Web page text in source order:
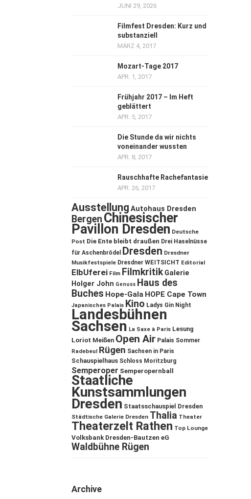
JUNI 29, 2026
Filmfest Dresden: Kurz und
substanziell
MÄRZ 4, 2017
Mozart-Tage 2017
APR. 1, 2017
Frühjahr 2017 – Im Heft
geblättert
APR. 5, 2017
Die Stunde da wir nichts
voneinander wussten
APR. 8, 2017
Rauschhafte Rachefantasie
APR. 26, 2017
Ausstellung Autohaus Dresden
Bergen Chinesischer
Pavillon Dresden Deutsche
Post Die Ente bleibt draußen Drei Haselnüsse
für Aschenbrödel
Dresden Dresdner
Musikfestspiele Dresdner WEITSICHT Editorial
ElbUferei Film Filmkritik Galerie
Holger John Genuss Haus des
Buches Hope-Gala HOPE Cape Town
Japanisches Palais Kino Ladys Gin Night
Landesbühnen
Sachsen La Saxe à Paris Lesung
Loriot Meißen Open Air Palais Sommer
Radebeul Rügen Sachsen in Paris
Schauspielhaus Schloss Moritzburg
Semperoper Semperopernball
Staatliche
Kunstsammlungen
Dresden Staatsschauspiel Dresden
Städtische Galerie Dresden Thalia Theater
Theaterzelt Rathen Top Lounge
Volksbank Dresden-Bautzen eG
Waldbühne Rügen
Archive